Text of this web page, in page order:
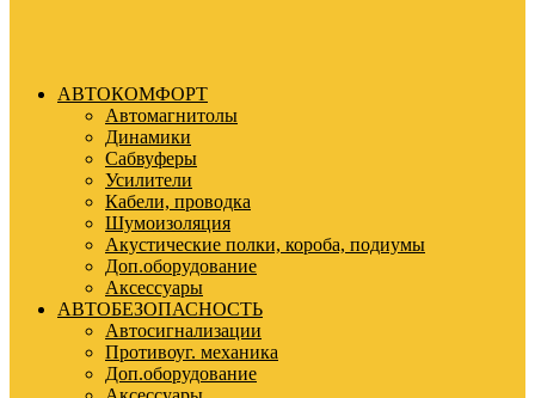
АВТОКОМФОРТ
Автомагнитолы
Динамики
Сабвуферы
Усилители
Кабели, проводка
Шумоизоляция
Акустические полки, короба, подиумы
Доп.оборудование
Аксессуары
АВТОБЕЗОПАСНОСТЬ
Автосигнализации
Противоуг. механика
Доп.оборудование